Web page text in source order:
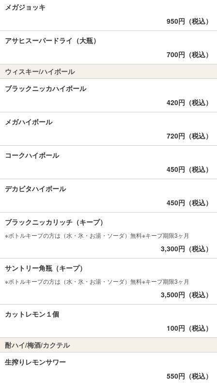
メガジョッキ
950円（税込）
アサヒスーパードライ（大瓶）
700円（税込）
ウィスキー/ハイボール
ブラックニッカハイボール
420円（税込）
メガハイボール
720円（税込）
コークハイボール
450円（税込）
デカビタハイボール
450円（税込）
ブラックニッカリッチ（キープ）
※ボトルキープの方は（水・氷・お湯・ソーダ）無料※キープ期限3ヶ月
3,300円（税込）
サントリー角瓶（キープ）
※ボトルキープの方は（水・氷・お湯・ソーダ）無料※キープ期限3ヶ月
3,500円（税込）
カットレモン１個
100円（税込）
酎ハイ/梅酒/カクテル
生搾りレモンサワー
550円（税込）